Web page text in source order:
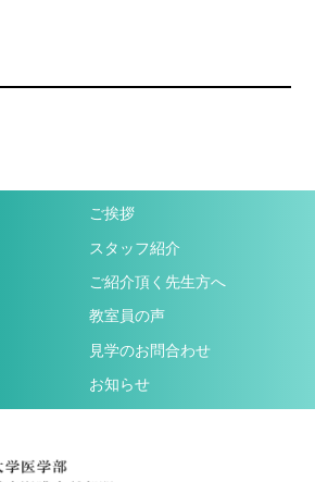
ご挨拶
スタッフ紹介
ご紹介頂く先生方へ
教室員の声
見学のお問合わせ
お知らせ